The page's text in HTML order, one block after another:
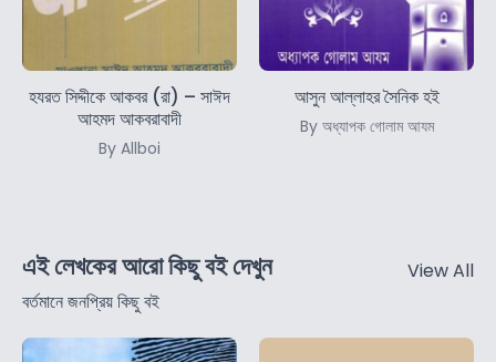
হযরত সিদ্দীকে আকবর (রা) – সাঈদ
আহমদ আকবরাবাদী
By Allboi
আসুন আল্লাহর সৈনিক হই
By অধ্যাপক গোলাম আযম
এই লেখকের আরো কিছু বই দেখুন
বর্তমানে জনপ্রিয় কিছু বই
View All